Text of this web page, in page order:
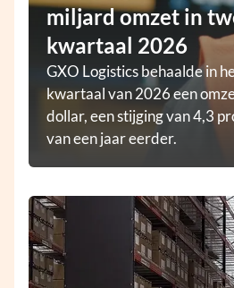
miljard omzet in
kwartaal 2026
GXO Logistics behaalde in
kwartaal van 2026 een
dollar, een stijging van 4,3
van een jaar eerder.